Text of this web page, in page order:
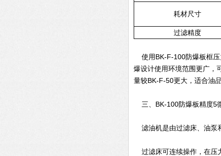
耗材尺寸
过滤精度
使用BK-F-100防爆板框压
爆设计使用环境范围更广，
量较BK-F-50更大，适合油
三、BK-100防爆板精度5
滤油机是由过滤床、油泵
过滤床可连续操作，在压